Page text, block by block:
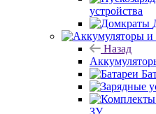
устройства
Назад
ЗУ